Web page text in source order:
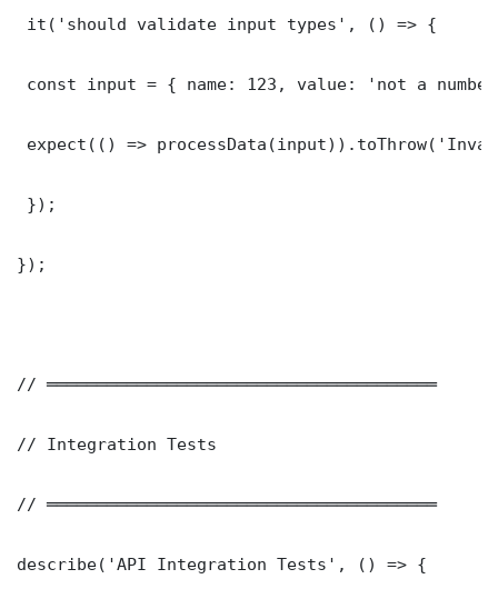
it('should validate input types', () => {
const input = { name: 123, value: 'not a
expect(() =>
});
});
// ═══════════════════════════════════════
// Integration Tests
// ═══════════════════════════════════════
describe('API Integration Tests', () => {